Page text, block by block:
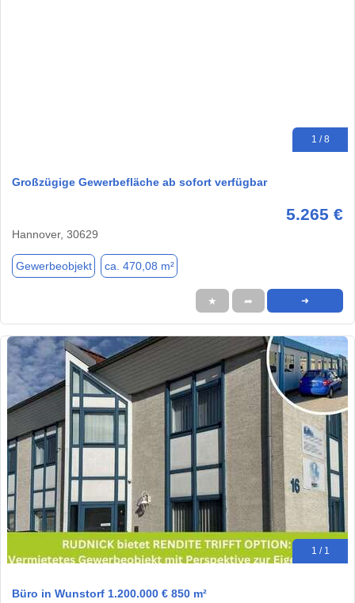
1 / 8
Großzügige Gewerbefläche ab sofort verfügbar
5.265 €
Hannover, 30629
Gewerbeobjekt ca. 470,08 m²
★ ➦ ➜
1 / 1
Büro in Wunstorf 1.200.000 € 850 m²